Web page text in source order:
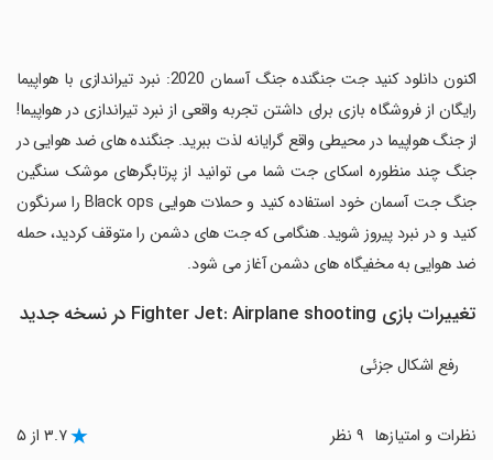
‏اکنون دانلود کنید جت جنگنده جنگ آسمان 2020: نبرد تیراندازی با هواپیما
رایگان از فروشگاه بازی برای داشتن تجربه واقعی از نبرد تیراندازی در هواپیما!
از جنگ هواپیما در محیطی واقع گرایانه لذت ببرید. جنگنده های ضد هوایی در
جنگ چند منظوره اسکای جت شما می توانید از پرتابگرهای موشک سنگین
جنگ جت آسمان خود استفاده کنید و حملات هوایی Black ops را سرنگون
کنید و در نبرد پیروز شوید. هنگامی که جت های دشمن را متوقف کردید، حمله
ضد هوایی به مخفیگاه های دشمن آغاز می شود.
تغییرات بازی Fighter Jet: Airplane shooting در نسخه جدید
رفع اشکال جزئی
نظرات و امتیازها ۳.۷ از ۵